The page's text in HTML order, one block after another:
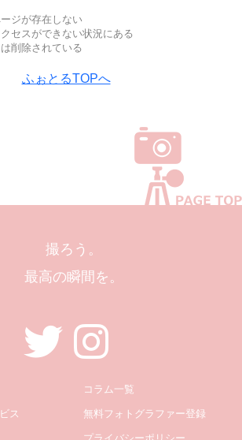
ジが存在しない
クセスができない状況にある
削除されている
ふぉとるTOPへ
撮ろう。
最高の瞬間を。
ス
コラム一覧
無料フォトグラファー登録